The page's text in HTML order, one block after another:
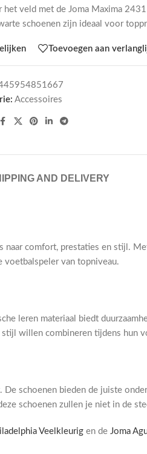
het veld met de Joma Maxima
schoenen zijn ideaal voor
Toevoegen aan
Accessoires
AND DELIVERY
comfort, prestaties en stijl.
voetbalspeler van topniveau.
leren materiaal biedt
willen combineren tijdens hun
schoenen bieden de juiste
schoenen zullen je niet in de
Veelkleurig en de Joma